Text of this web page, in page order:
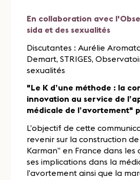
En collaboration avec
sida et des sexualités
Discutantes : Aurélie
Demart, STRIGES,
sexualités
"Le K d’une méthode : la
innovation au service de
médicale de l’avortement"
L’objectif de cette
revenir sur la construction
Karman” en France dans les
ses implications dans la
l’avortement ainsi que la